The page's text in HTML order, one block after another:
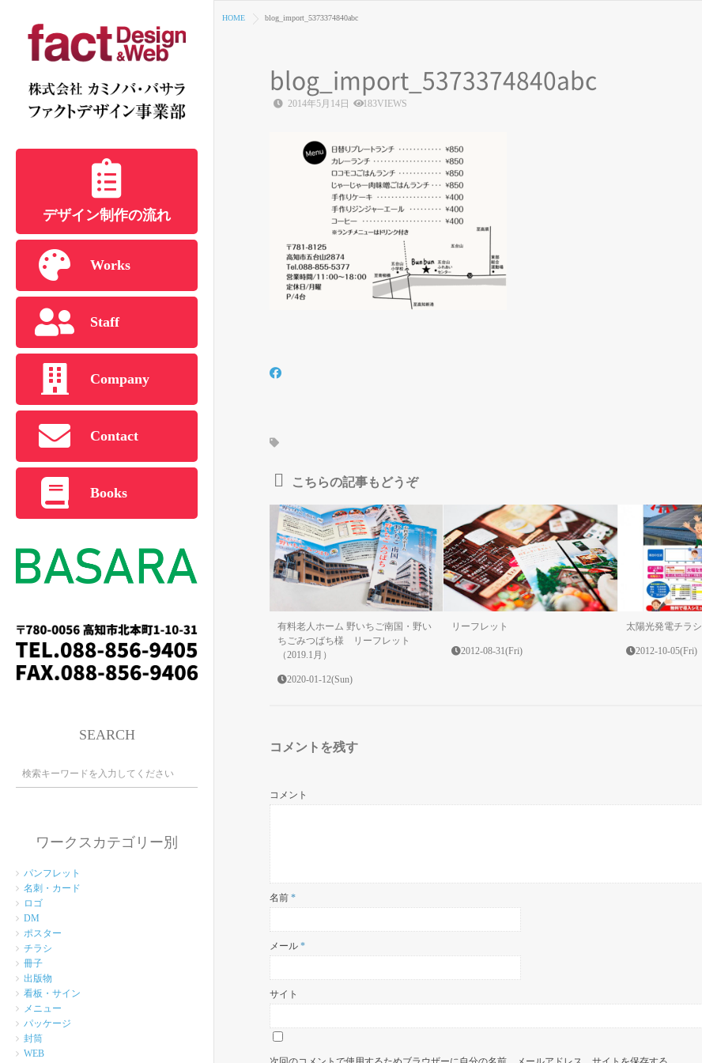
デザイン制作の流れ
Works
Staff
Company
Contact
Books
SEARCH
ワークスカテゴリー別
パンフレット
名刺・カード
ロゴ
DM
ポスター
チラシ
冊子
出版物
看板・サイン
メニュー
パッケージ
封筒
WEB
HOME blog_import_5373374840abc
blog_import_5373374840abc
2014年5月14日 183VIEWS
こちらの記事もどうぞ
有料老人ホーム 野いちご南国・野い
ちごみつばち様 リーフレット
（2019.1月）
2020-01-12(Sun)
リーフレット
2012-08-31(Fri)
太陽光発電チラシ
2012-10-05(Fri)
コメントを残す
コメント
名前 *
メール *
サイト